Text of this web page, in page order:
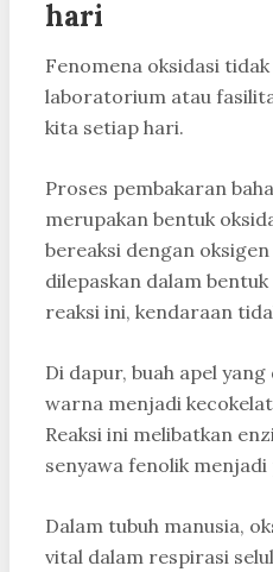
hari
Fenomena oksidasi
laboratorium atau
kita setiap hari.
Proses pembakaran
merupakan bentuk
bereaksi dengan
dilepaskan dalam
reaksi ini, kendaraan
Di dapur, buah apel
warna menjadi
Reaksi ini melibatkan
senyawa fenolik
Dalam tubuh manusia,
vital dalam respirasi